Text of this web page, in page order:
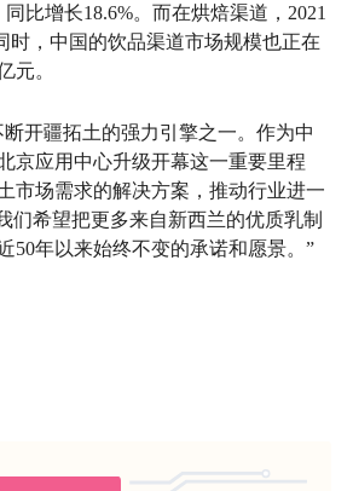
比增长18.6%。而在烘焙渠道，2021
时，中国的饮品渠道市场规模也正在
元。
开疆拓土的强力引擎之一。作为中
京应用中心升级开幕这一重要里程
市场需求的解决方案，推动行业进一
们希望把更多来自新西兰的优质乳制
50年以来始终不变的承诺和愿景。”